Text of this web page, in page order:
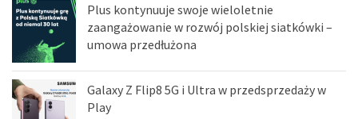
Plus kontynuuje swoje wieloletnie
zaangażowanie w rozwój polskiej siatkówki –
umowa przedłużona
Galaxy Z Flip8 5G i Ultra w przedsprzedaży w
Play